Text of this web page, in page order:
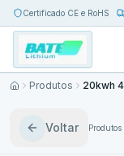
Certificado CE e RoHS
Produtos
Voltar Produtos